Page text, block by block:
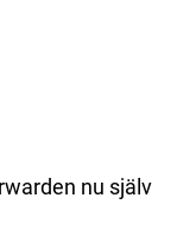
nu själv